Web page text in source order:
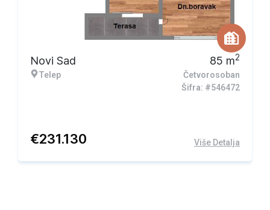
Novi Sad
Telep
85 m2
Četvorosoban
Šifra: #546472
€231.130 Više Detalja